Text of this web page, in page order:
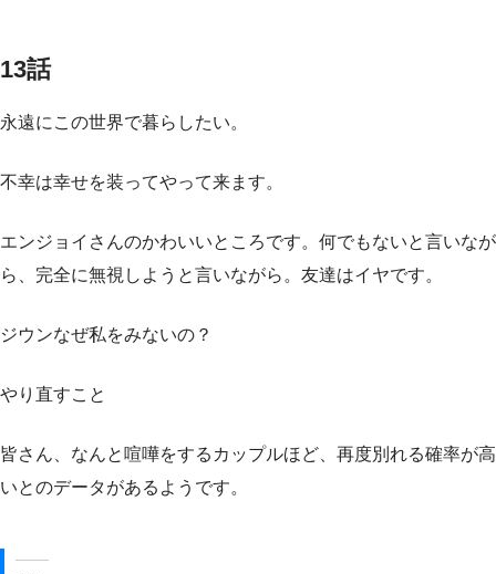
13話
永遠にこの世界で暮らしたい。
不幸は幸せを装ってやって来ます。
エンジョイさんのかわいいところです。何でもないと言いなが
ら、完全に無視しようと言いながら。友達はイヤです。
ジウンなぜ私をみないの？
やり直すこと
皆さん、なんと喧嘩をするカップルほど、再度別れる確率が高
いとのデータがあるようです。